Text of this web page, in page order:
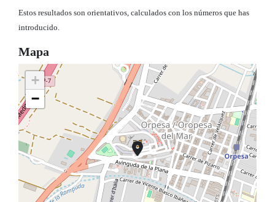
Estos resultados son orientativos, calculados con los números que has
introducido.
Mapa
+
−